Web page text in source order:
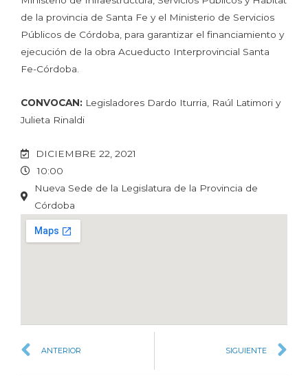
de la provincia de Santa Fe y el Ministerio de Servicios
Públicos de Córdoba, para garantizar el financiamiento y
ejecución de la obra Acueducto Interprovincial Santa
Fe-Córdoba.
CONVOCAN: Legisladores Dardo Iturria, Raúl Latimori y
Julieta Rinaldi
DICIEMBRE 22, 2021
10:00
Nueva Sede de la Legislatura de la Provincia de
Córdoba
ANTERIOR SIGUIENTE